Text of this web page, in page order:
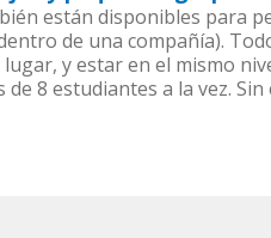
están disponibles para
de una compañía).
y estar en el mismo
de 8 estudiantes a la vez.